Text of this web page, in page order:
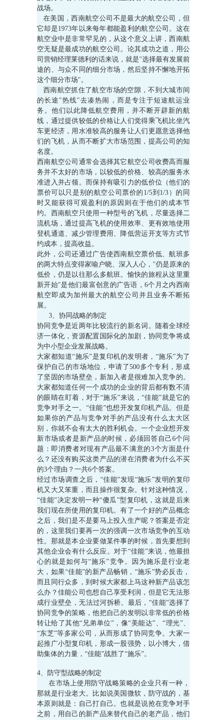
战场。
在美国，西南航空公司不是最大的航空公司，但
它却是1973年以来每年都能盈利的航空公司。这在
航空业中是非常罕见的，从这个意义上讲，西南航
空无疑是最成功的航空公司。论其成功之道，用公
司营销经理莱德利的话来说，就是"选择最有发展前
途的、与众不同的细分市场，然后坚持不懈地开拓
这个细分市场"。
西南航空抓住了航空市场的空隙，不到大城市间
的长途"热线"去凑热闹，而是专注于短途航运业
务。他们以此降低航空费用，并不断开辟新的航
线，通过提供较低的价格让人们觉得乘飞机比坐汽
车更经济，用水准较高的服务让人们更愿意选择他
们的飞机，从而不断扩大市场范围，提高公司的知
名度。
西南航空公司通常会选择其它航空公司收费高而服
务并不太好的市场，以较低的价格、较高的服务水
准进入并占领。而保持有吸引力的低价位（他们的
票价可以只是别的航空公司票价的1/5到1/3）的同
时又能获得可观盈利的原因则在于他们的成本节
约。西南航空只使用一种型号的飞机，尽量选择二
流机场，通过提高飞机的使用效率、更有效地使用
登机通道、减少管理费用、降低营运开支等方式节
约成本，提高收益。
此外，公司还通过广告使西南航空票价低、航班多
的两大特点变得家喻户晓、深入人心，"仍是原来的
低价，仍是以往那么多航班。愉快的旅程从这里重
新开始"是他们最富创意的广告语，6个月之内西南
航空即成为加州最大的航空公司并且业务不断拓
展。
3、协同战略的制定
协同竞争是近两年比较流行的新名词。随着全球经
济一体化，资源配置国际化的加剧，协同竞争将成
为中小型企业发展战略。
大家都知道“施乐”是复印机的发明者，“施乐”为了
保护自己的市场地位，申请了500多个专利，形成
了坚固的市场壁垒，新加入者是很难加入竞争的。
大家都知道任何一个成功的企业的背后都有数不清
的眼睛在盯着，对于“施乐”来说，“佳能”就是它的
竞争对手之一。“佳能”也想开发复印机产品。但是
如果你的产品与竞争对手的产品没有什么太大区
别，你就不会有太大的胜利机会。一个企业想开发
新市场或者是新产品的时候，必须回答自己6个问
题：即消费者对现有产品最不满意的3个方面是什
么？还没有购买这类产品的潜在消费者为什么不买
的3个理由？一共6个答案。
经过市场调查之后，“佳能”发现“施乐”发明的复印
机又大又笨重，而且操作很复杂。针对这种情况，
“佳能”决定发明一种“傻瓜”型复印机，这就是后来
我们现在所使用的复印机。有了一个好的产品概念
之后，我们是不是要马上投入生产呢？答案是否定
的，这里我们要再一次的强调一次市场竞争的互动
性。那就是本企业要做某件事的时候，首先要想到
其他企业会有什么反应。对于“佳能”来说，他最担
心的就是如何与“施乐”竞争。因为施乐是行业老
大，如果“佳能”的新产品畅销，“施乐”势必反击，
而且同行众多，到时候大家都上马这种新产品该怎
么办？佳能公司也想自己享受利润，但是它无法形
成行业壁垒，无法过河拆桥。最后，“佳能”选择了
协同竞争的策略，他把自己的发明以非常低的价格
转让给了其他“兄弟单位”，像“美能达”、“理光”、
“东芝”等多家公司，从而形成了协同竞争。大家一
起推广小型复印机，形成一股强势，以小博大，借
助集体的力量，“佳能”战胜了“施乐”。
4、防守型战略的制定
在市场上使用防守战略策略的企业只有一种，
那就是行业老大。比如说美国微软，防守战的，基
本原则就是：自己打自己。也就是说抢在竞争对手
之前，用自己的新产品来替代自己的老产品，他们